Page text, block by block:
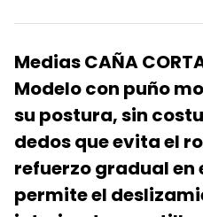
Medias CAÑA
Modelo con puño
su postura, sin
dedos que evita el
refuerzo gradual en
permite el